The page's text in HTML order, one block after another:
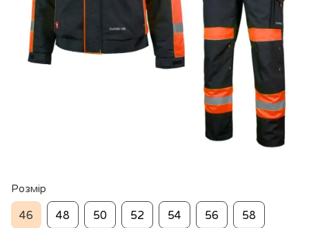
Розмір
46 48 50 52 54 56 58